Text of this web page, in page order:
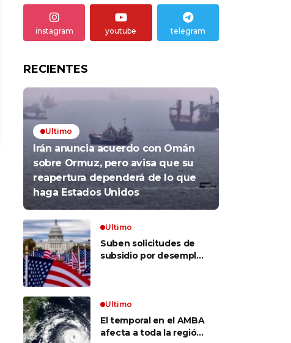
instagram youtube telegram
RECIENTES
Ultimo
Irán anuncia acuerdo con Omán
sobre Ormuz, pero avisa que su
reapertura dependerá de lo que
haga Estados Unidos
Ultimo
Suben solicitudes de
subsidio por desempleo
Ultimo
El temporal en el AMBA
afecta a toda la región: